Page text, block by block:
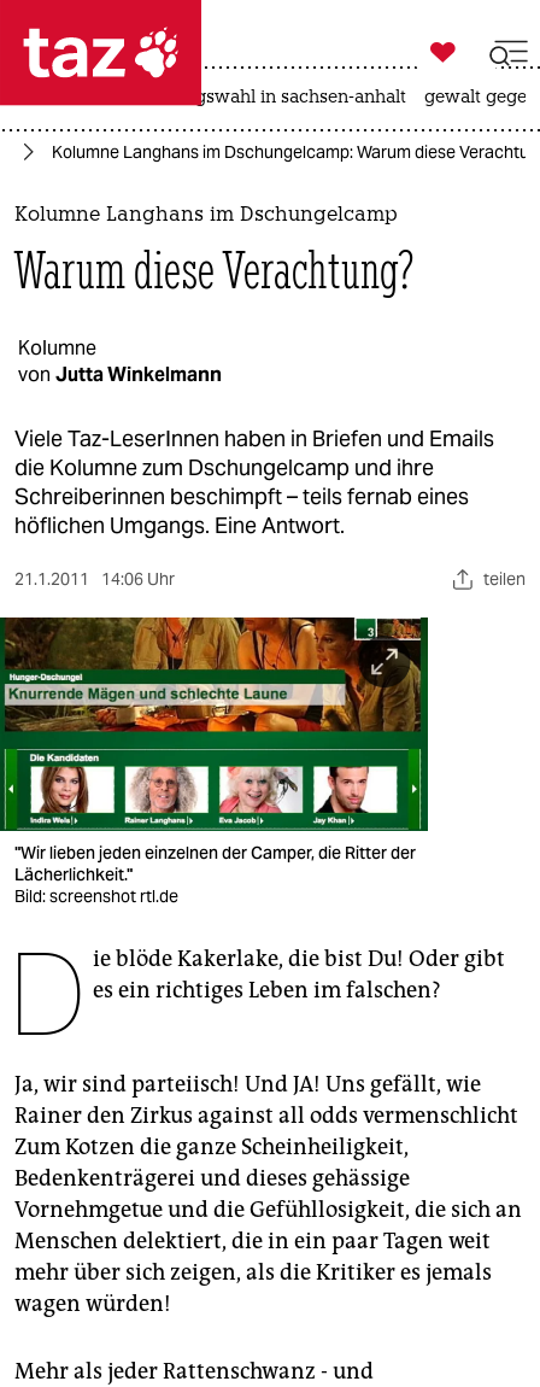
 taz zahl ich
taz zahl ich
themen
politik
gesellschaft
kultur
sport
berlin
nord
wahrheit
verlag
verlag
veranstaltungen
shop
fragen & hilfe
unterstützen
genossenschaft
epaper login

taz zahl ich
landtagswahl in sachsen-anhalt gewalt
Kolumne Langhans im Dschungelcamp: Warum diese
Kolumne Langhans im Dschungelcamp
Warum diese Verachtung?
Kolumne
von Jutta Winkelmann
Viele Taz-LeserInnen haben in Briefen und Emails
die Kolumne zum Dschungelcamp und ihre
Schreiberinnen beschimpft – teils fernab eines
höflichen Umgangs. Eine Antwort.
21.1.2011 14:06 Uhr teilen
"Wir lieben jeden einzelnen der Camper, die Ritter der
Lächerlichkeit."
Bild: screenshot rtl.de
D ie blöde Kakerlake, die bist Du! Oder gibt
es ein richtiges Leben im falschen?
Ja, wir sind parteiisch! Und JA! Uns gefällt, wie
Rainer den Zirkus against all odds vermenschlicht
Zum Kotzen die ganze Scheinheiligkeit,
Bedenkenträgerei und dieses gehässige
Vornehmgetue und die Gefühllosigkeit, die sich an
Menschen delektiert, die in ein paar Tagen weit
mehr über sich zeigen, als die Kritiker es jemals
wagen würden!
Mehr als jeder Rattenschwanz - und